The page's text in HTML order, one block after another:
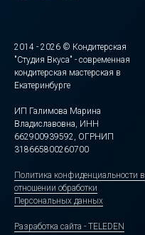
2014 - 2026 © Кондитерская
"Студия Вкуса" - современная
кондитерская мастерская в
Екатеринбурге
ИП Галимова Марина
Владиславовна, ИНН
662900939592, ОГРНИП
318665800260700
Политика конфиденциальности в
отношении обработки
Персональных данных
Разработка сайта - TELEDEN